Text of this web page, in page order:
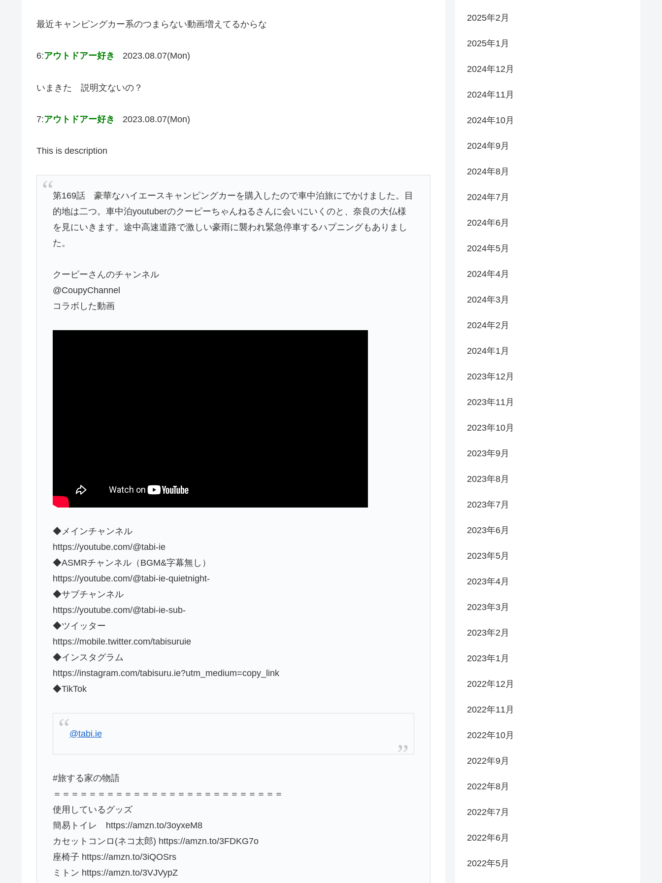
最近キャンピングカー系のつまらない動画増えてるからな
6:アウトドアー好き 2023.08.07(Mon)
いまきた 説明文ないの？
7:アウトドアー好き 2023.08.07(Mon)
This is description
第169話 豪華なハイエースキャンピングカーを購入したので車中泊旅にでかけました。目
的地は二つ。車中泊youtuberのクーピーちゃんねるさんに会いにいくのと、奈良の大仏様
を見にいきます。途中高速道路で激しい豪雨に襲われ緊急停車するハプニングもありまし
た。
クーピーさんのチャンネル
@CoupyChannel
コラボした動画
◆メインチャンネル
https://youtube.com/@tabi-ie
◆ASMRチャンネル（BGM&字幕無し）
https://youtube.com/@tabi-ie-quietnight-
◆サブチャンネル
https://youtube.com/@tabi-ie-sub-
◆ツイッター
https://mobile.twitter.com/tabisuruie
◆インスタグラム
https://instagram.com/tabisuru.ie?utm_medium=copy_link
◆TikTok
@tabi.ie
#旅する家の物語
＝＝＝＝＝＝＝＝＝＝＝＝＝＝＝＝＝＝＝＝＝＝＝＝＝＝
使用しているグッズ
簡易トイレ https://amzn.to/3oyxeM8
カセットコンロ(ネコ太郎) https://amzn.to/3FDKG7o
座椅子 https://amzn.to/3iQOSrs
ミトン https://amzn.to/3VJVypZ
2025年2月
2025年1月
2024年12月
2024年11月
2024年10月
2024年9月
2024年8月
2024年7月
2024年6月
2024年5月
2024年4月
2024年3月
2024年2月
2024年1月
2023年12月
2023年11月
2023年10月
2023年9月
2023年8月
2023年7月
2023年6月
2023年5月
2023年4月
2023年3月
2023年2月
2023年1月
2022年12月
2022年11月
2022年10月
2022年9月
2022年8月
2022年7月
2022年6月
2022年5月